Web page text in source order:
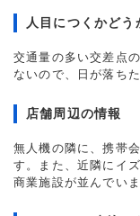
人目につくかどう
交通量の多い交差点
ないので、日が落ち
店舗周辺の情報
無人機の隣に、携帯
す。また、近隣にイ
商業施設が並んでいま